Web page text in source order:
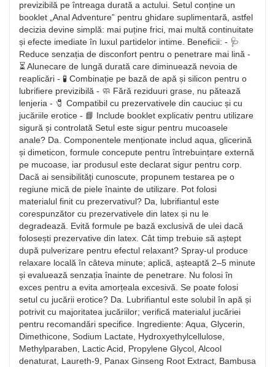
previzibilă pe întreaga durată a actului. Setul conține un
booklet „Anal Adventure” pentru ghidare suplimentară, astfel
decizia devine simplă: mai puține frici, mai multă continuitate
și efecte imediate în luxul partidelor intime. Beneficii: - 🩺
Reduce senzația de disconfort pentru o penetrare mai lină -
⏳ Alunecare de lungă durată care diminuează nevoia de
reaplicări - 🧪 Combinație pe bază de apă și silicon pentru o
lubrifiere previzibilă - 🧼 Fără reziduuri grase, nu pătează
lenjeria - 🧷 Compatibil cu prezervativele din cauciuc și cu
jucăriile erotice - 📘 Include booklet explicativ pentru utilizare
sigură și controlată Setul este sigur pentru mucoasele
anale? Da. Componentele menționate includ aqua, glicerină
și dimeticon, formule concepute pentru întrebuințare externă
pe mucoase, iar produsul este declarat sigur pentru corp.
Dacă ai sensibilități cunoscute, propunem testarea pe o
regiune mică de piele înainte de utilizare. Pot folosi
materialul finit cu prezervativul? Da, lubrifiantul este
corespunzător cu prezervativele din latex și nu le
degradează. Evită formule pe bază exclusivă de ulei dacă
folosești prezervative din latex. Cât timp trebuie să aștept
după pulverizare pentru efectul relaxant? Spray-ul produce
relaxare locală în câteva minute; aplică, așteaptă 2–5 minute
și evaluează senzația înainte de penetrare. Nu folosi în
exces pentru a evita amorțeala excesivă. Se poate folosi
setul cu jucării erotice? Da. Lubrifiantul este solubil în apă și
potrivit cu majoritatea jucăriilor; verifică materialul jucăriei
pentru recomandări specifice. Ingrediente: Aqua, Glycerin,
Dimethicone, Sodium Lactate, Hydroxyethylcellulose,
Methylparaben, Lactic Acid, Propylene Glycol, Alcool
denaturat, Laureth-9, Panax Ginseng Root Extract, Bambusa